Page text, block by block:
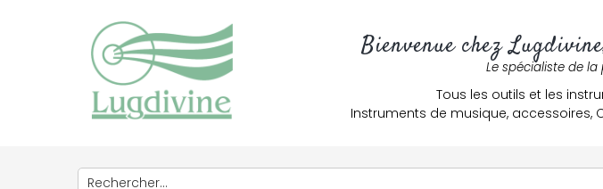
Bienvenue chez
Le spécialiste de
Tous les outils et les
Instruments de musique, accessoires,